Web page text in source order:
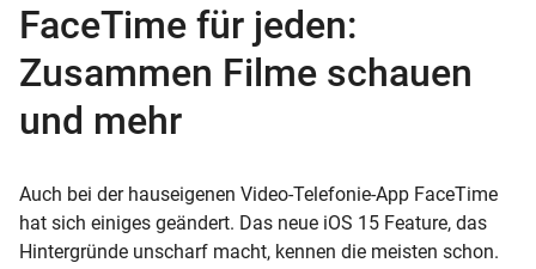
FaceTime für jeden:
Zusammen Filme schauen
und mehr
Auch bei der hauseigenen Video-Telefonie-App FaceTime
hat sich einiges geändert. Das neue iOS 15 Feature, das
Hintergründe unscharf macht, kennen die meisten schon.